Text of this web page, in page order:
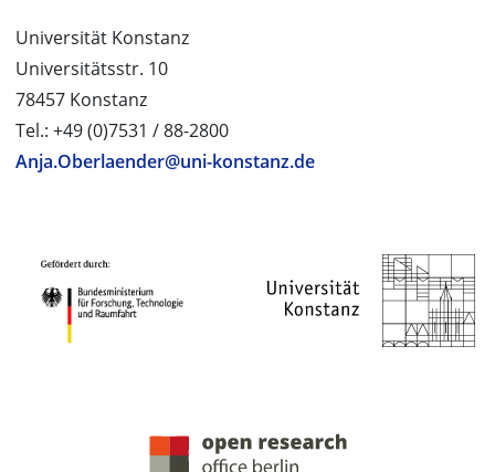
Universität Konstanz
Universitätsstr. 10
78457 Konstanz
Tel.: +49 (0)7531 / 88-2800
Anja.Oberlaender@uni-konstanz.de